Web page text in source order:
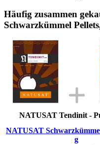
Häufig zusammen
Schwarzkümmel
NATUSAT Tendinit -
NATUSAT
g